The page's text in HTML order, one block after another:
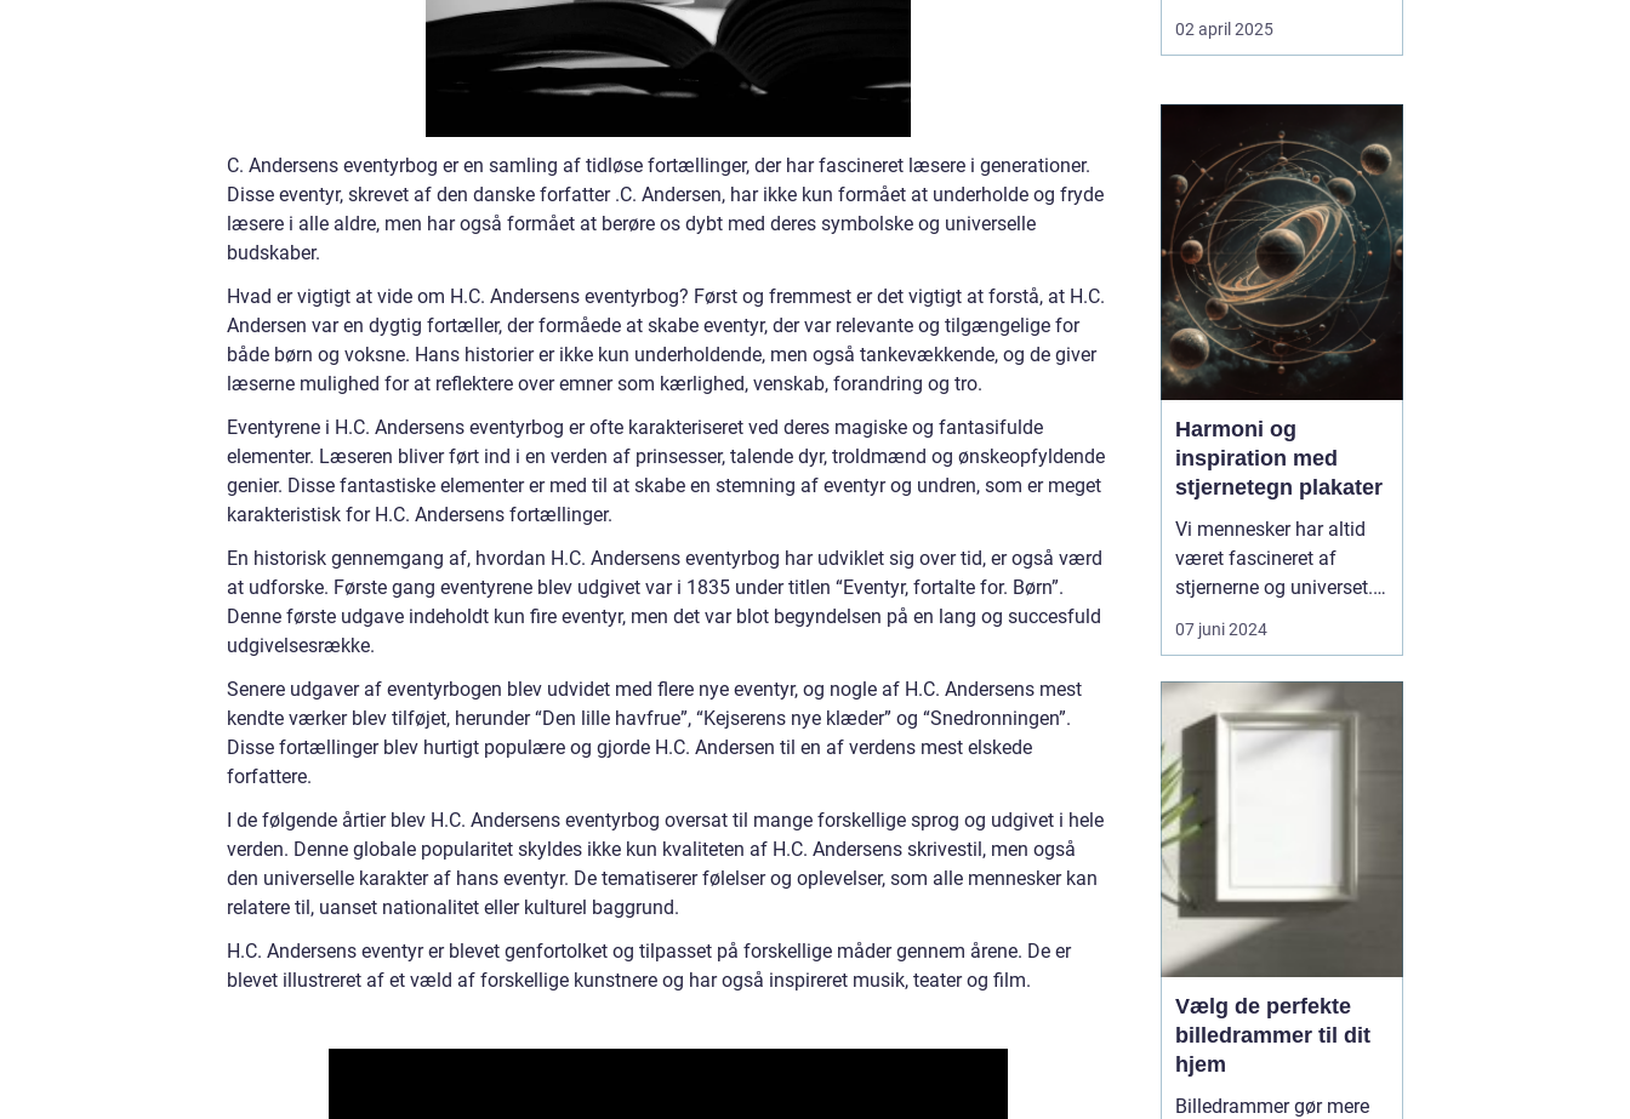
C. Andersens eventyrbog er en samling af tidløse fortællinger, der har fascineret læsere i generationer.
Disse eventyr, skrevet af den danske forfatter .C. Andersen, har ikke kun formået at underholde og fryde
læsere i alle aldre, men har også formået at berøre os dybt med deres symbolske og universelle
budskaber.
Hvad er vigtigt at vide om H.C. Andersens eventyrbog? Først og fremmest er det vigtigt at forstå, at H.C.
Andersen var en dygtig fortæller, der formåede at skabe eventyr, der var relevante og tilgængelige for
både børn og voksne. Hans historier er ikke kun underholdende, men også tankevækkende, og de giver
læserne mulighed for at reflektere over emner som kærlighed, venskab, forandring og tro.
Eventyrene i H.C. Andersens eventyrbog er ofte karakteriseret ved deres magiske og fantasifulde
elementer. Læseren bliver ført ind i en verden af prinsesser, talende dyr, troldmænd og ønskeopfyldende
genier. Disse fantastiske elementer er med til at skabe en stemning af eventyr og undren, som er meget
karakteristisk for H.C. Andersens fortællinger.
En historisk gennemgang af, hvordan H.C. Andersens eventyrbog har udviklet sig over tid, er også værd
at udforske. Første gang eventyrene blev udgivet var i 1835 under titlen “Eventyr, fortalte for. Børn”.
Denne første udgave indeholdt kun fire eventyr, men det var blot begyndelsen på en lang og succesfuld
udgivelsesrække.
Senere udgaver af eventyrbogen blev udvidet med flere nye eventyr, og nogle af H.C. Andersens mest
kendte værker blev tilføjet, herunder “Den lille havfrue”, “Kejserens nye klæder” og “Snedronningen”.
Disse fortællinger blev hurtigt populære og gjorde H.C. Andersen til en af verdens mest elskede
forfattere.
I de følgende årtier blev H.C. Andersens eventyrbog oversat til mange forskellige sprog og udgivet i hele
verden. Denne globale popularitet skyldes ikke kun kvaliteten af H.C. Andersens skrivestil, men også
den universelle karakter af hans eventyr. De tematiserer følelser og oplevelser, som alle mennesker kan
relatere til, uanset nationalitet eller kulturel baggrund.
H.C. Andersens eventyr er blevet genfortolket og tilpasset på forskellige måder gennem årene. De er
blevet illustreret af et væld af forskellige kunstnere og har også inspireret musik, teater og film.
tanker på. Mange
kunstnere drømmer om
udstillet, men processen
kan virke uoverskuelig.
Hvordan udstiller man
egentlig sin kunst? ...
02 april 2025
Harmoni og
inspiration med
stjernetegn plakater
Vi mennesker har altid
været fascineret af
stjernerne og universet.
Igennem årtusinder har
astrologi spillet en
kulturer, hvor
himmellegemernes
stillinger har været brugt
til at forudsige skæbner,
personlighedstræk, og
endda inf...
07 juni 2024
Vælg de perfekte
billedrammer til dit
hjem
Billedrammer gør mere